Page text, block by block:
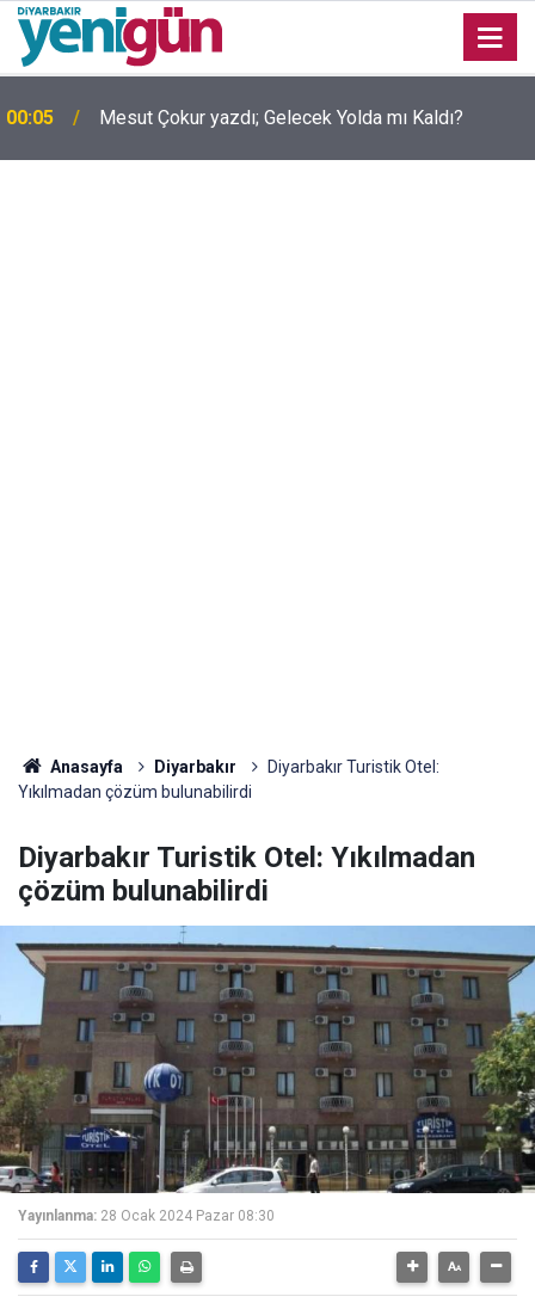
00:05 Mesut Çokur yazdı; Gelecek Yolda mı Kaldı?
Anasayfa Diyarbakır
Diyarbakır Turistik Otel:
Yıkılmadan çözüm bulunabilirdi
Diyarbakır Turistik Otel: Yıkılmadan
çözüm bulunabilirdi
Yayınlanma: 28 Ocak 2024 Pazar 08:30